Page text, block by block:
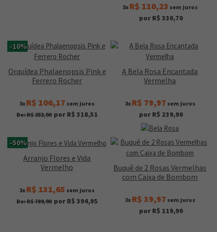
3x R$ 110,23 sem juros
por R$ 330,70
-10%
Orquídea Phalaenopsis Pink e
Ferrero Rocher
3x R$ 106,17 sem juros
De: R$ 353,90 por R$ 318,51
A Bela Rosa Encantada
Vermelha
3x R$ 79,97 sem juros
por R$ 239,90
-50%
Arranjo Flores e Vida
Vermelho
3x R$ 131,65 sem juros
De: R$ 789,90 por R$ 394,95
Buquê de 2 Rosas Vermelhas
com Caixa de Bombom
3x R$ 39,97 sem juros
por R$ 119,90